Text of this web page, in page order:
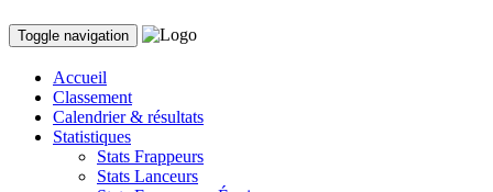
Toggle navigation
Accueil
Classement
Calendrier & résultats
Statistiques
Stats Frappeurs
Stats Lanceurs